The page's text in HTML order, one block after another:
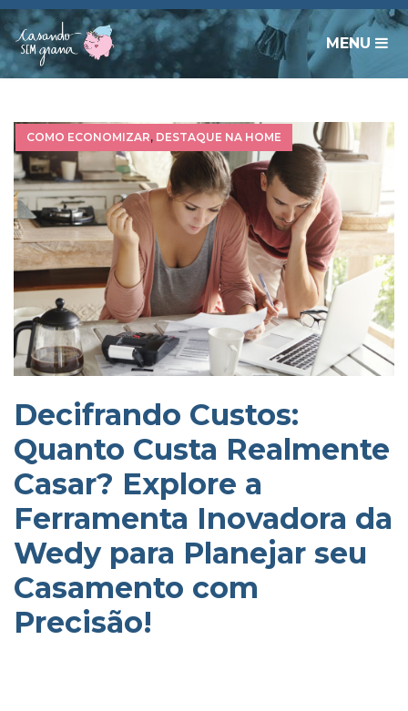
MENU
COMO ECONOMIZAR, DESTAQUE NA HOME
Decifrando Custos:
Quanto Custa Realmente
Casar? Explore a
Ferramenta Inovadora da
Wedy para Planejar seu
Casamento com
Precisão!